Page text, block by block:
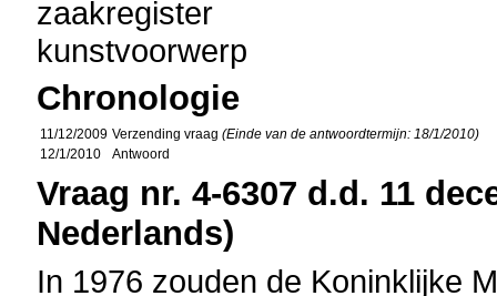
zaakregister
kunstvoorwerp
Chronologie
11/12/2009 Verzending vraag(Einde van de antwoordtermijn: 18/1/2010)
12/1/2010
Antwoord
Vraag nr. 4-6307 d.d. 11
Nederlands)
In 1976 zouden de Koninklijke